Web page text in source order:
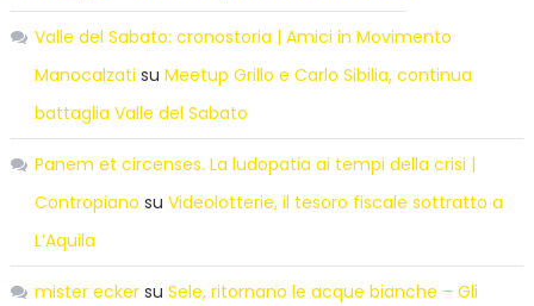
Valle del Sabato: cronostoria | Amici in Movimento
Manocalzati su Meetup Grillo e Carlo Sibilia, continua
battaglia Valle del Sabato
Panem et circenses. La ludopatia ai tempi della crisi |
Contropiano su Videolotterie, il tesoro fiscale sottratto a
L’Aquila
mister eckersu Sele, ritornano le acque bianche – Gli